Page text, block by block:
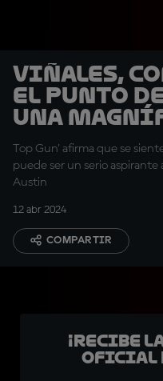
Viñales,
el punto
una
inaugural
Top Gun' afirma que se
puede ser un serio aspirante
Austin
12 abr 2024
COMPARTIR
¡Recibe
oficial